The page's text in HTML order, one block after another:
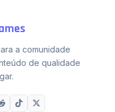
a comunidade
de qualidade